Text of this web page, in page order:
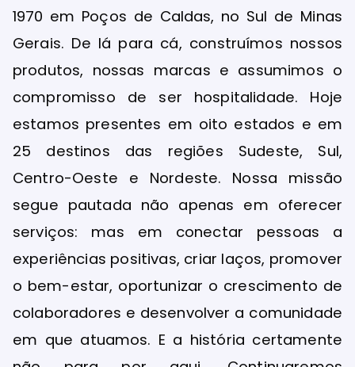
1970 em Poços de Caldas, no Sul de Minas
Gerais. De lá para cá, construímos nossos
produtos, nossas marcas e assumimos o
compromisso de ser hospitalidade. Hoje
estamos presentes em oito estados e em
25 destinos das regiões Sudeste, Sul,
Centro-Oeste e Nordeste. Nossa missão
segue pautada não apenas em oferecer
serviços: mas em conectar pessoas a
experiências positivas, criar laços, promover
o bem-estar, oportunizar o crescimento de
colaboradores e desenvolver a comunidade
em que atuamos. E a história certamente